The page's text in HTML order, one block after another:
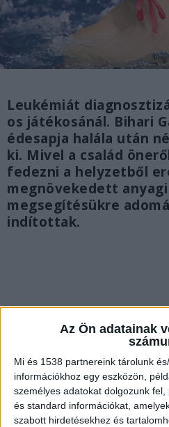
Az Ön adatainak
Mi és 1538 partnereink tárolunk
információkhoz egy eszközön,
személyes adatokat dolgozunk
és standard információkat,
szabott hirdetésekhez és
Leukémiát
os játékosánál. Bihari
édesapja halála után
ki. Mivel a család
fedezni a helyzetből
megnövekedett
megsegítésükre
indítottak.